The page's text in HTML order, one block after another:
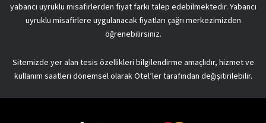
yabancı uyruklu misafirlerden fiyat farkı talep edebilmektedir. Yabancı
uyruklu misafirlere uygulanacak fiyatları çağrı merkezimizden
öğrenebilirsiniz.
Sitemizde yer alan tesis özellikleri bilgilendirme amaçlıdır, hizmet ve
kullanım saatleri dönemsel olarak Otel’ler tarafından değişitirilebilir.